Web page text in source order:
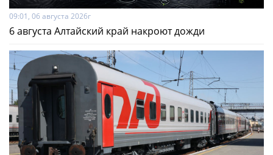
09:01, 06 августа 2026г
6 августа Алтайский край накроют дожди